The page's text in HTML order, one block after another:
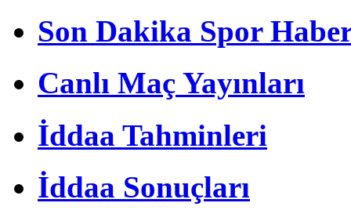
Son Dakika Spor
Canlı Maç Yayınları
İddaa Tahminleri
İddaa Sonuçları